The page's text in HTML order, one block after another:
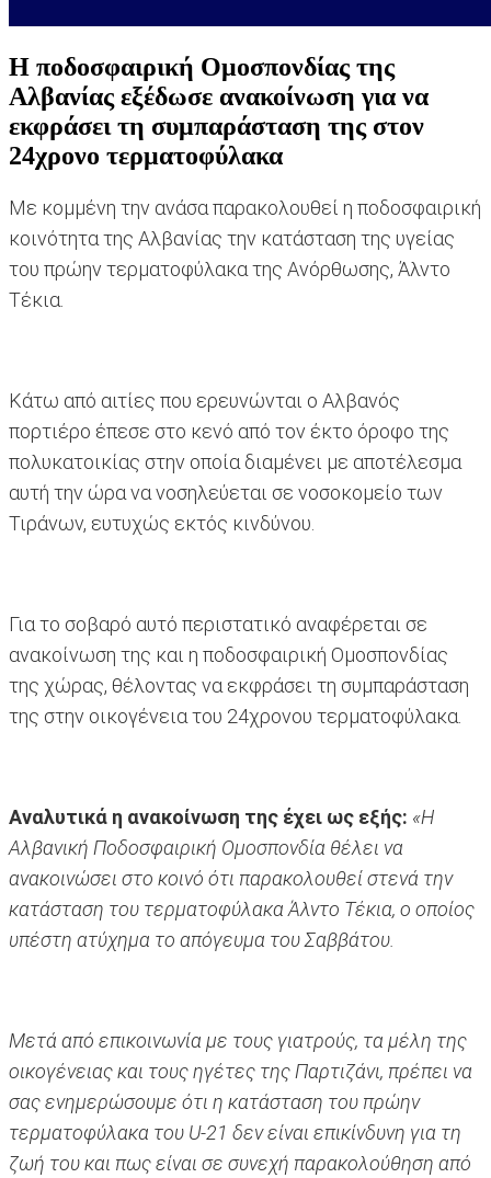
Η ποδοσφαιρική Ομοσπονδίας της
Αλβανίας εξέδωσε ανακοίνωση για να
εκφράσει τη συμπαράσταση της στον
24χρονο τερματοφύλακα
Με κομμένη την ανάσα παρακολουθεί η ποδοσφαιρική
κοινότητα της Αλβανίας την κατάσταση της υγείας
του πρώην τερματοφύλακα της Ανόρθωσης, Άλντο
Τέκια.
Κάτω από αιτίες που ερευνώνται ο Αλβανός
πορτιέρο έπεσε στο κενό από τον έκτο όροφο της
πολυκατοικίας στην οποία διαμένει με αποτέλεσμα
αυτή την ώρα να νοσηλεύεται σε νοσοκομείο των
Τιράνων, ευτυχώς εκτός κινδύνου.
Για το σοβαρό αυτό περιστατικό αναφέρεται σε
ανακοίνωση της και η ποδοσφαιρική Ομοσπονδίας
της χώρας, θέλοντας να εκφράσει τη συμπαράσταση
της στην οικογένεια του 24χρονου τερματοφύλακα.
Αναλυτικά η ανακοίνωση της έχει ως εξής: «Η
Αλβανική Ποδοσφαιρική Ομοσπονδία θέλει να
ανακοινώσει στο κοινό ότι παρακολουθεί στενά την
κατάσταση του τερματοφύλακα Άλντο Τέκια, ο οποίος
υπέστη ατύχημα το απόγευμα του Σαββάτου.
Μετά από επικοινωνία με τους γιατρούς, τα μέλη της
οικογένειας και τους ηγέτες της Παρτιζάνι, πρέπει να
σας ενημερώσουμε ότι η κατάσταση του πρώην
τερματοφύλακα του U-21 δεν είναι επικίνδυνη για τη
ζωή του και πως είναι σε συνεχή παρακολούθηση από